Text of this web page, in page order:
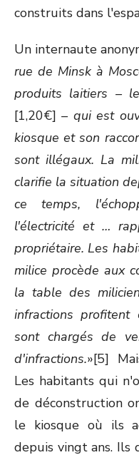
construits dans
Un internaute
rue de Minsk à
produits laitiers –
[1,20€] – qui est
kiosque et son
sont illégaux. La
clarifie la situation
ce temps,
l'électricité et …
propriétaire. Les
milice procède aux
la table des
infractions
sont chargés de
d'infractions.»[5]
Les habitants qui
de déconstruction
le kiosque où ils
depuis vingt ans. Ils